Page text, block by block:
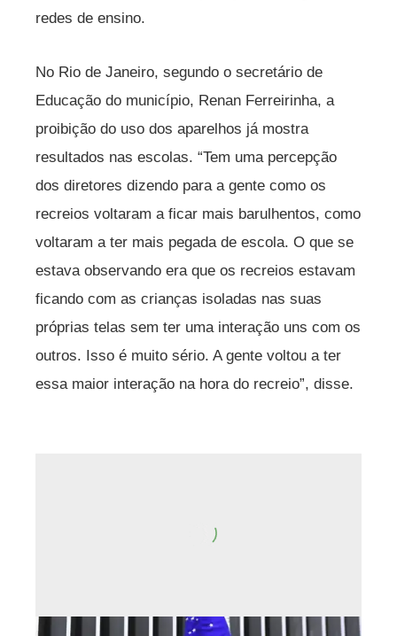
redes de ensino.
No Rio de Janeiro, segundo o secretário de
Educação do município, Renan Ferreirinha, a
proibição do uso dos aparelhos já mostra
resultados nas escolas. “Tem uma percepção
dos diretores dizendo para a gente como os
recreios voltaram a ficar mais barulhentos, como
voltaram a ter mais pegada de escola. O que se
estava observando era que os recreios estavam
ficando com as crianças isoladas nas suas
próprias telas sem ter uma interação uns com os
outros. Isso é muito sério. A gente voltou a ter
essa maior interação na hora do recreio”, disse.